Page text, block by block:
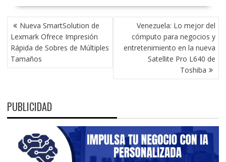
NAVEGACIÓN
DE
ENTRADAS
Nueva SmartSolution de
Lexmark Ofrece Impresión
Rápida de Sobres de Múltiples
Tamaños
Venezuela: Lo mejor del
cómputo para negocios y
entretenimiento en la nueva
Satellite Pro L640 de
Toshiba
PUBLICIDAD